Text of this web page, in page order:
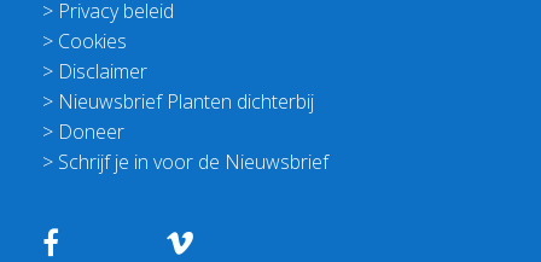
> Privacy beleid
> Cookies
> Disclaimer
> Nieuwsbrief Planten dichterbij
> Doneer
> Schrijf je in voor de Nieuwsbrief